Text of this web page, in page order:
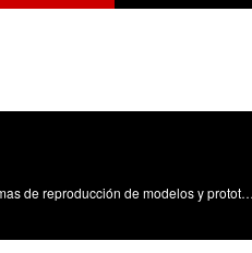
Objeto de aprendizaje sobre sistemas de reproducción de modelos y prototipos Martínez Torán,